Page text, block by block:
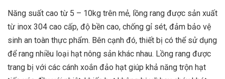
Năng suất cao từ 5 – 10kg trên mẻ, lồng rang được sản xuất
từ inox 304 cao cấp, độ bền cao, chống gỉ sét, đảm bảo vệ
sinh an toàn thực phẩm. Bên cạnh đó, thiết bị có thể sử dụng
để rang nhiều loại hạt nông sản khác nhau. Lồng rang được
trang bị với các cánh xoắn đảo hạt giúp khả năng trộn hạt